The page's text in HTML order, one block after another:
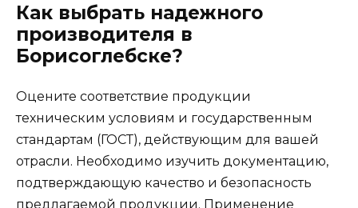
Как выбрать надежного
производителя в
Борисоглебске?
Оцените соответствие продукции
техническим условиям и государственным
стандартам (ГОСТ), действующим для вашей
отрасли. Необходимо изучить документацию,
подтверждающую качество и безопасность
предлагаемой продукции. Применение